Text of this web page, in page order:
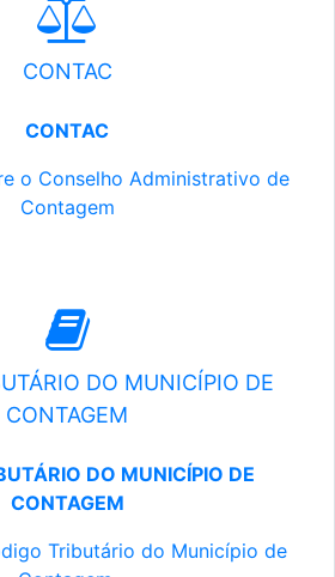
CONTAC
CONTAC
o Conselho Administrativo de
Contagem
DO MUNICÍPIO DE
CONTAGEM
DO MUNICÍPIO DE
CONTAGEM
Tributário do Município de